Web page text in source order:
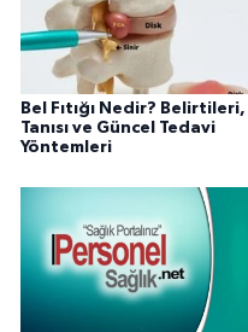
Bel Fıtığı Nedir? Belirtileri,
Tanısı ve Güncel Tedavi
Yöntemleri